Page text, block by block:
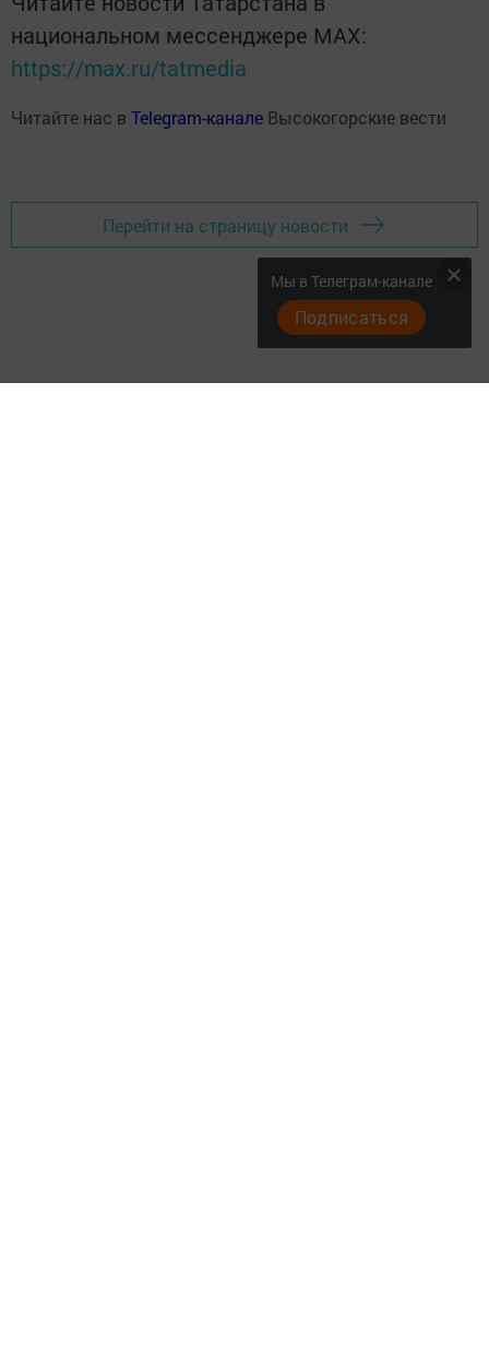
национальном мессенджере MАХ:
https://max.ru/tatmedia
Читайте нас в Telegram-канале Высокогорские вести
Перейти на страницу новости
Мы в Телеграм-канале
Подписаться